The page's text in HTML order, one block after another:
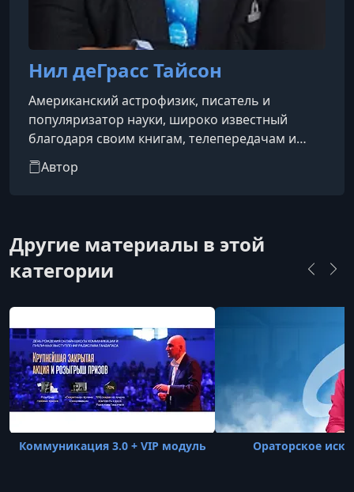
Нил деГрасс Тайсон
Американский астрофизик, писатель и
популяризатор науки, широко известный
благодаря своим книгам, телепередачам и
публичным выступлениям.
Автор
Другие материалы в этой
категории
Коммуникация 3.0 + VIP модуль Ораторское